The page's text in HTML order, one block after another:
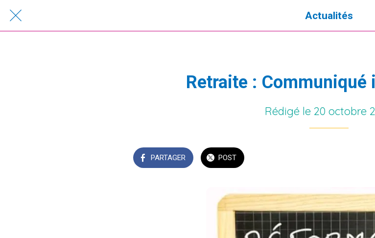
Actualités
Retraite : Communiqué
Rédigé le 20 octobre
PARTAGER POST